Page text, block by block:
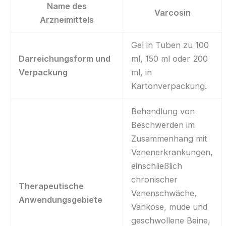
Name des
Arzneimittels
Varcosin
Darreichungsform und
Verpackung
Gel in Tuben zu 100
ml, 150 ml oder 200
ml, in
Kartonverpackung.
Therapeutische
Anwendungsgebiete
Behandlung von
Beschwerden im
Zusammenhang mit
Venenerkrankungen,
einschließlich
chronischer
Venenschwäche,
Varikose, müde und
geschwollene Beine,